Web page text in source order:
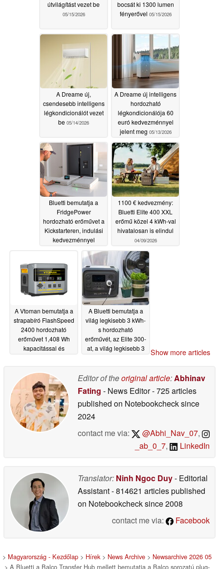
útvilágítást vezet be
05/15/2026
bocsát ki 1300 lumen
fényerővel 05/15/2026
A Dreame új,
csendesebb intelligens
légkondicionálót vezet
be 05/14/2026
A Dreame új intelligens
hordozható
légkondicionálója 60
euró kedvezménnyel
jelent meg 05/13/2026
Bluetti bemutatja a
FridgePower
hordozható erőművet a
Kickstarteren, indulási
kedvezménnyel
1100 € kedvezmény:
Bluetti Elite 400 XXL
erőmű közel 4 kWh-val
hivatalosan is elindul
04/09/2026
A Vtoman bemutatja a
strapabíró FlashSpeed
2400 hordozható
erőművet 1,408 Wh
kapacitással és
03/20/2026
A Bluetti bemutatja a
világ legkisebb 3 kWh-
s hordozható
erőművét, az Elite 300-
at, a világ legkisebb 3
kedvezményes árakon
Show more articles
Editor of theoriginal article:Abhinav
Fating - News Editor- 725 articles
published on Notebookchecksince
2024
contact me via:
@Abhi_Nav_07,
_ab_0_7, LinkedIn
Translator: Ninh Ngoc Duy- Editorial
Assistant- 814621 articles published
on Notebookchecksince 2008
contact me via:
Facebook
> Magyarország - Kezdőlap > Hírek> News Archive > Newsarchive 2026 05
> A Bluetti a Balco Transfer Hub mellett bemutatja a Balco sorozatú plug-